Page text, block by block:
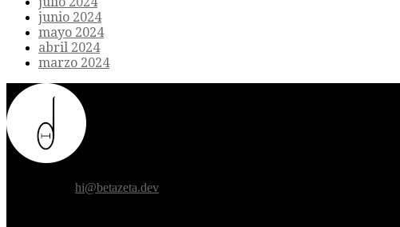
junio 2024
mayo 2024
abril 2024
marzo 2024
hi@betazeta.dev